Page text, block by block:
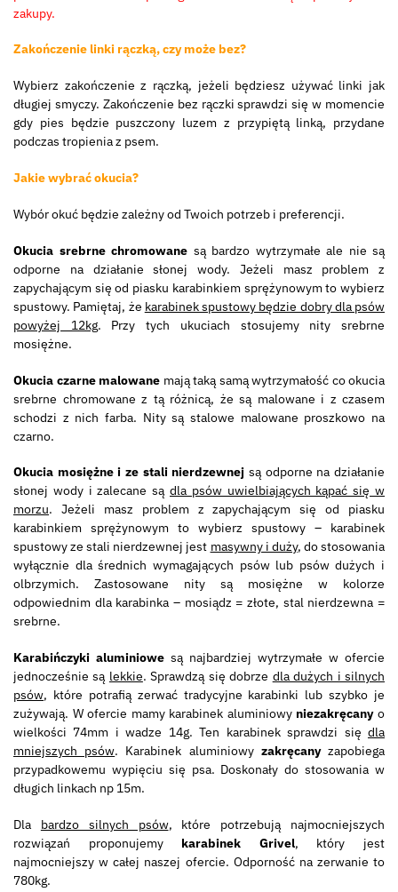
zakupy.
Zakończenie linki rączką, czy może bez?
Wybierz zakończenie z rączką, jeżeli będziesz używać linki jak
długiej smyczy. Zakończenie bez rączki sprawdzi się w momencie
gdy pies będzie puszczony luzem z przypiętą linką, przydane
podczas tropienia z psem.
Jakie wybrać okucia?
Wybór okuć będzie zależny od Twoich potrzeb i preferencji.
Okucia srebrne chromowane są bardzo wytrzymałe ale nie są
odporne na działanie słonej wody. Jeżeli masz problem z
zapychającym się od piasku karabinkiem sprężynowym to wybierz
spustowy. Pamiętaj, że karabinek spustowy będzie dobry dla psów
powyżej 12kg. Przy tych ukuciach stosujemy nity srebrne
mosiężne.
Okucia czarne malowane mają taką samą wytrzymałość co okucia
srebrne chromowane z tą różnicą, że są malowane i z czasem
schodzi z nich farba. Nity są stalowe malowane proszkowo na
czarno.
Okucia mosiężne i ze stali nierdzewnej są odporne na działanie
słonej wody i zalecane są dla psów uwielbiających kąpać się w
morzu. Jeżeli masz problem z zapychającym się od piasku
karabinkiem sprężynowym to wybierz spustowy – karabinek
spustowy ze stali nierdzewnej jest masywny i duży, do stosowania
wyłącznie dla średnich wymagających psów lub psów dużych i
olbrzymich. Zastosowane nity są mosiężne w kolorze
odpowiednim dla karabinka – mosiądz = złote, stal nierdzewna =
srebrne.
Karabińczyki aluminiowe są najbardziej wytrzymałe w ofercie
jednocześnie są lekkie. Sprawdzą się dobrze dla dużych i silnych
psów, które potrafią zerwać tradycyjne karabinki lub szybko je
zużywają. W ofercie mamy karabinek aluminiowyniezakręcanyo
wielkości 74mm i wadze 14g. Ten karabinek sprawdzi się dla
mniejszych psów. Karabinek aluminiowy zakręcanyzapobiega
przypadkowemu wypięciu się psa. Doskonały do stosowania w
długich linkach np 15m.
Dla bardzo silnych psów, które potrzebują najmocniejszych
rozwiązań proponujemy karabinek Grivel, który jest
najmocniejszy w całej naszej ofercie. Odporność na zerwanie to
780kg.